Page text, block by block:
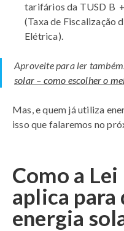
tarifários da TUSD B
(Taxa de Fiscalização
Elétrica).
Aproveite para ler
solar – como escolher o
Mas, e quem já utiliza
isso que falaremos no
Como a
aplica
energia